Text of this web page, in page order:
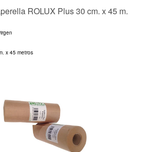
ROLUX Plus 30 cm. x 45 m.
x 45 metros